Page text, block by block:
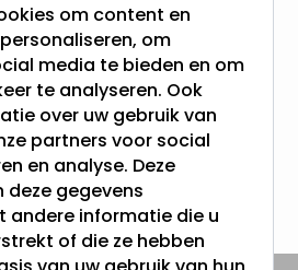
+ snel geleverd
NL & BE
op retour
voorraad
Producten
om content en
om
media te bieden en om
te analyseren. Ook
over uw gebruik van
partners voor social
en analyse. Deze
deze gegevens
andere informatie die u
of die ze hebben